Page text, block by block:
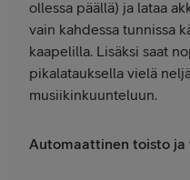
ollessa päällä) ja lataa
vain kahdessa tunnissa
kaapelilla. Lisäksi saat
pikalatauksella vielä
musiikinkuunteluun.
Automaattinen toisto ja